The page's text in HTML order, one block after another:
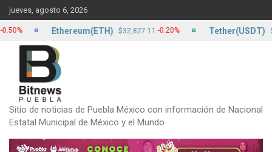
Skip
to
content
jueves, agosto 6, 2026
Sitio de noticias de Puebla México con información de Nacional
Estatal Municipal de México y el Mundo
Ethereum(ETH) $32,827.11 -0.20% Tether(USDT) $17.24